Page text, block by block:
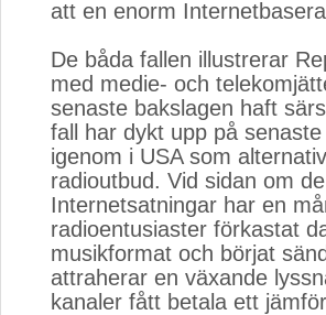
att en enorm
De båda fallen illustrerar
med medie- och
senaste bakslagen haft
fall har dykt upp på
igenom i USA som
radioutbud. Vid sidan om
Internetsatningar har en
radioentusiaster förkastat
musikformat och börjat
attraherar en växande
kanaler fått betala ett